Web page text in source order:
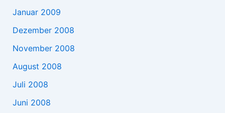
Januar 2009
Dezember 2008
November 2008
August 2008
Juli 2008
Juni 2008